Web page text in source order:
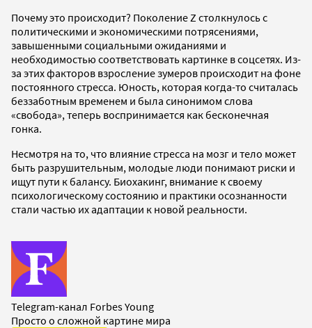
Почему это происходит? Поколение Z столкнулось с
политическими и экономическими потрясениями,
завышенными социальными ожиданиями и
необходимостью соответствовать картинке в соцсетях. Из-
за этих факторов взросление зумеров происходит на фоне
постоянного стресса. Юность, которая когда-то считалась
беззаботным временем и была синонимом слова
«свобода», теперь воспринимается как бесконечная
гонка.
Несмотря на то, что влияние стресса на мозг и тело может
быть разрушительным, молодые люди понимают риски и
ищут пути к балансу. Биохакинг, внимание к своему
психологическому состоянию и практики осознанности
стали частью их адаптации к новой реальности.
Telegram-канал Forbes Young
Просто о сложной картине мира